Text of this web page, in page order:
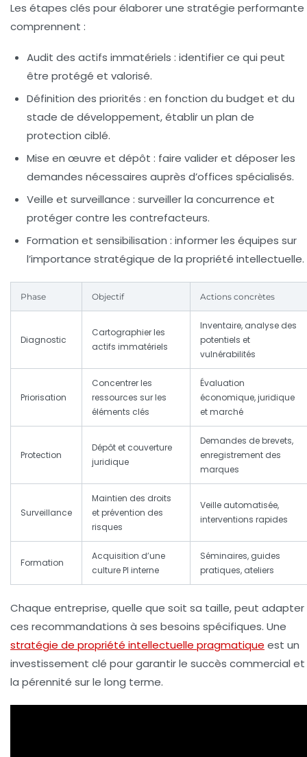
Les étapes clés pour élaborer une stratégie performante
comprennent :
Audit des actifs immatériels : identifier ce qui peut
être protégé et valorisé.
Définition des priorités : en fonction du budget et du
stade de développement, établir un plan de
protection ciblé.
Mise en œuvre et dépôt : faire valider et déposer les
demandes nécessaires auprès d’offices spécialisés.
Veille et surveillance : surveiller la concurrence et
protéger contre les contrefacteurs.
Formation et sensibilisation : informer les équipes sur
l’importance stratégique de la propriété intellectuelle.
Phase Objectif Actions concrètes
Diagnostic
Cartographier les
actifs immatériels
Inventaire, analyse des
potentiels et
vulnérabilités
Priorisation
Concentrer les
ressources sur les
éléments clés
Évaluation
économique, juridique
et marché
Protection
Dépôt et couverture
juridique
Demandes de brevets,
enregistrement des
marques
Surveillance
Maintien des droits
et prévention des
risques
Veille automatisée,
interventions rapides
Formation
Acquisition d’une
culture PI interne
Séminaires, guides
pratiques, ateliers
Chaque entreprise, quelle que soit sa taille, peut adapter
ces recommandations à ses besoins spécifiques. Une
stratégie de propriété intellectuelle pragmatique est un
investissement clé pour garantir le succès commercial et
la pérennité sur le long terme.